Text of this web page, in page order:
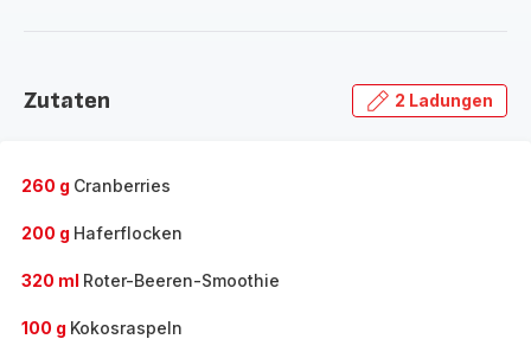
das
Zutaten 2 Ladungen
260 g Cranberries
200 g Haferflocken
320 ml Roter-Beeren-Smoothie
100 g Kokosraspeln